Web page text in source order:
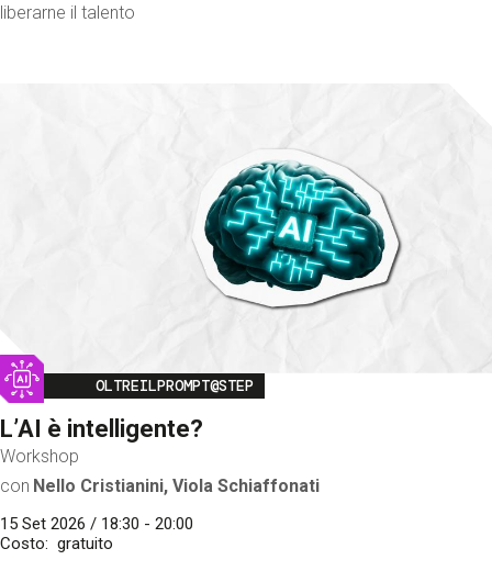
liberarne il talento
Image
OLTREILPROMPT@STEP
L’AI è intelligente?
Workshop
con Nello Cristianini, Viola Schiaffonati
15 Set 2026 / 18:30 - 20:00
Costo
gratuito